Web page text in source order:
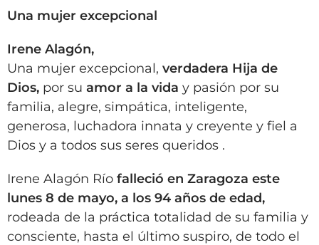
Una mujer excepcional
Irene Alagón,
Una mujer excepcional, verdadera Hija de
Dios, por su amor a la vida y pasión por su
familia, alegre, simpática, inteligente,
generosa, luchadora innata y creyente y fiel a
Dios y a todos sus seres queridos .
Irene Alagón Río falleció en Zaragoza este
lunes 8 de mayo, a los 94 años de edad,
rodeada de la práctica totalidad de su familia y
consciente, hasta el último suspiro, de todo el